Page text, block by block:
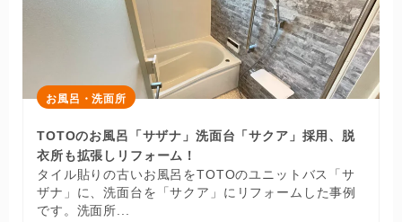
お風呂・洗面所
TOTOのお風呂「サザナ」洗面台「サクア」採用、脱
衣所も拡張しリフォーム！
タイル貼りの古いお風呂をTOTOのユニットバス「サ
ザナ」に、洗面台を「サクア」にリフォームした事例
です。洗面所...